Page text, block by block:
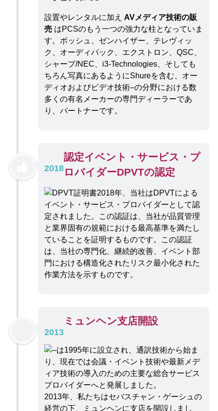
設置やレンタルに加え AVメディア技術の販
売 はPCSのもう一つの強力な柱となっていま
す。ボッシュ、ゼンハイザー、テレヴィッ
ク、オーディパック、エクストロン、QSC、
シャープ/NEC、i3-Technologies、そしても
ちろん写真にあるようにShureを含む、オー
ディオおよびビデオ技術–の分野における数
多くの有名メーカーの専門ディーラーであ
り、パートナーです。
2018
認定イベント・サービス・プ
ロバイダーDPVTの認定
2018年、当社はDPVTによる
イベント・サービス・プロバイダーとして認
定されました。この認証は、当社が品質管理
と業界固有の規範における最高基準を満たし
ていることを証明するものです。この認証
は、当社の専門化、継続的改善、イベント部
門における構造化されたリスク最小化された
作業方法を示すものです。
2013
ミュンヘン支店開設
2013年、私たちはセバスチャン・ゲーシュの
経営の下、ミュンヘンに支店を開設しまし